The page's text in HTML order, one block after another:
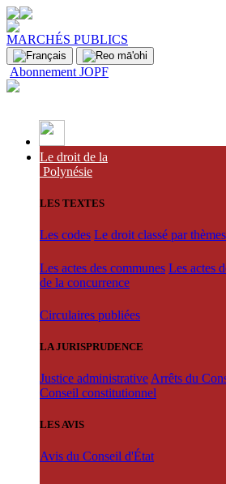
MARCHÉS PUBLICS
Abonnement JOPF
Le droit de la
Polynésie
LES TEXTES
Les codes Le droit classé par thèmes
Les actes des communes Les actes
de la concurrence
Circulaires publiées
LA JURISPRUDENCE
Justice administrative Arrêts du
Conseil constitutionnel
LES AVIS
Avis du Conseil d'État